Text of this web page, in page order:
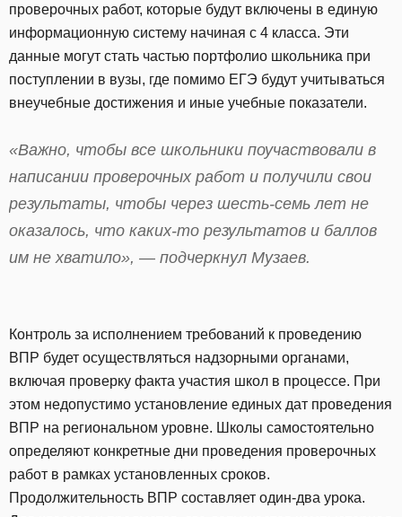
проверочных работ, которые будут включены в единую
информационную систему начиная с 4 класса. Эти
данные могут стать частью портфолио школьника при
поступлении в вузы, где помимо ЕГЭ будут учитываться
внеучебные достижения и иные учебные показатели.
«Важно, чтобы все школьники поучаствовали в
написании проверочных работ и получили свои
результаты, чтобы через шесть-семь лет не
оказалось, что каких-то результатов и баллов
им не хватило», — подчеркнул Музаев.
Контроль за исполнением требований к проведению
ВПР будет осуществляться надзорными органами,
включая проверку факта участия школ в процессе. При
этом недопустимо установление единых дат проведения
ВПР на региональном уровне. Школы самостоятельно
определяют конкретные дни проведения проверочных
работ в рамках установленных сроков.
Продолжительность ВПР составляет один-два урока.